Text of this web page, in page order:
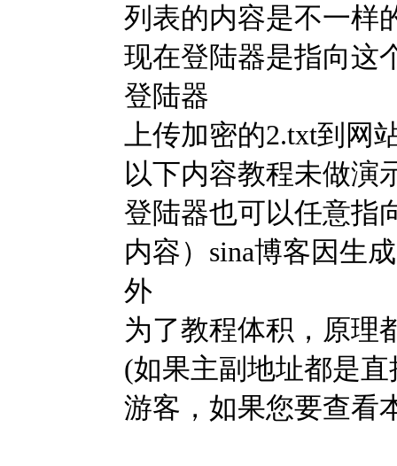
列表的内容是不一样
现在登陆器是指向这
登陆器
上传加密的2.txt到网
以下内容教程未做演
登陆器也可以任意指
内容）sina博客因生
外
为了教程体积，原理
(如果主副地址都是
游客，如果您要查看